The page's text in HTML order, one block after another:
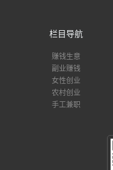
栏目导航
赚钱生意
副业赚钱
女性创业
农村创业
手工兼职